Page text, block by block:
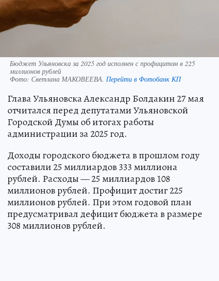
Бюджет Ульяновска за 2025 год исполнен с профицитом в 225
миллионов рублей
Фото: Светлана МАКОВЕЕВА. Перейти в Фотобанк КП
Глава Ульяновска Александр Болдакин 27 мая
отчитался перед депутатами Ульяновской
Городской Думы об итогах работы
администрации за 2025 год.
Доходы городского бюджета в прошлом году
составили 25 миллиардов 333 миллиона
рублей. Расходы — 25 миллиардов 108
миллионов рублей. Профицит достиг 225
миллионов рублей. При этом годовой план
предусматривал дефицит бюджета в размере
308 миллионов рублей.